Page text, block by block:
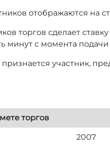
отображаются на
торгов сделает
минут с момента
участник,
торгов
2007